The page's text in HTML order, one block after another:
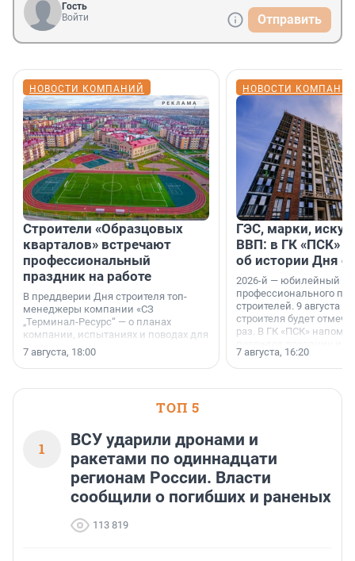
Гость
Войти
Отправить
НОВОСТИ КОМПАНИЙ
Строители «Образцовых
кварталов» встречают
профессиональный
праздник на работе
В преддверии Дня строителя топ-
менеджеры компании «СЗ
„Терминал-Ресурс“ — о планах
компании, испытаниях и поводах для
осторожного оптимизма.
7 августа, 18:00
НОВОСТИ
ГЭС, марки,
ВВП: в ГК «ПСК»
об истории Дня
2026-й — юбилейный
профессионального
строителей. 9 августа
строителя будет
раз. В ГК «ПСК»
поменялась роль
7 августа, 16:20
ТОП 5
1
ВСУ ударили дронами и
ракетами по одиннадцати
регионам России. Власти
сообщили о погибших и раненых
113 819